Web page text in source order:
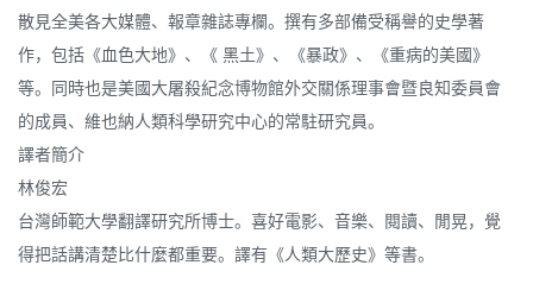
散見全美各大媒體、報章雜誌專欄。撰有多部備受稱譽的史學著
作，包括《血色大地》、《 黑土》、《暴政》、《重病的美國》
等。同時也是美國大屠殺紀念博物館外交關係理事會暨良知委員會
的成員、維也納人類科學研究中心的常駐研究員。
譯者簡介
林俊宏
台灣師範大學翻譯研究所博士。喜好電影、音樂、閱讀、閒晃，覺
得把話講清楚比什麼都重要。譯有《人類大歷史》等書。